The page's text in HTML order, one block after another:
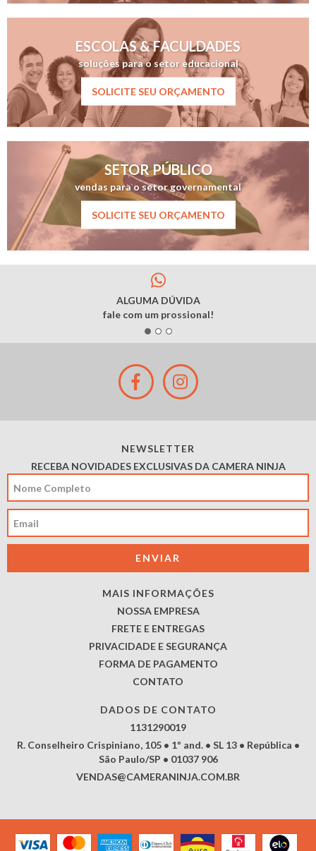
ESCOLAS & FACULDADES
soluções para o setor educacional
SOLICITE SEU ORÇAMENTO
SETOR PÚBLICO
vendas para o setor governamental
SOLICITE SEU ORÇAMENTO
ALGUMA DÚVIDA
fale com um prossional!
NEWSLETTER
RECEBA NOVIDADES EXCLUSIVAS DA CAMERA NINJA
MAIS INFORMAÇÕES
NOSSA EMPRESA
FRETE E ENTREGAS
PRIVACIDADE E SEGURANÇA
FORMA DE PAGAMENTO
CONTATO
DADOS DE CONTATO
1131290019
R. Conselheiro Crispiniano, 105 • 1º and. • SL 13 • República •
São Paulo/SP • 01037 906
VENDAS@CAMERANINJA.COM.BR